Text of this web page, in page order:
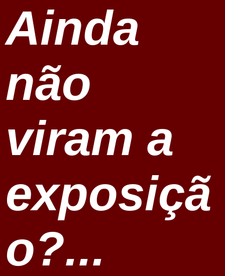
Ainda
não
viram a
exposiçã
o?...